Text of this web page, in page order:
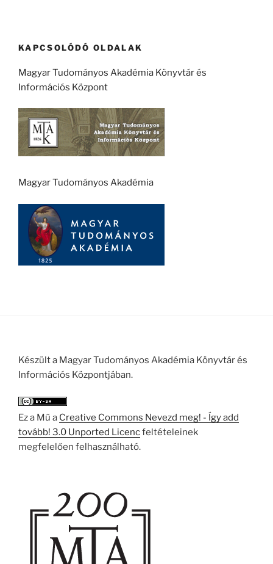
KAPCSOLÓDÓ OLDALAK
Magyar Tudományos Akadémia Könyvtár és
Információs Központ
Magyar Tudományos Akadémia
Készült a Magyar Tudományos Akadémia Könyvtár és
Információs Központjában.
Ez a Mű a Creative Commons Nevezd meg! - Így add
tovább! 3.0 Unported Licencfeltételeinek
megfelelően felhasználható.